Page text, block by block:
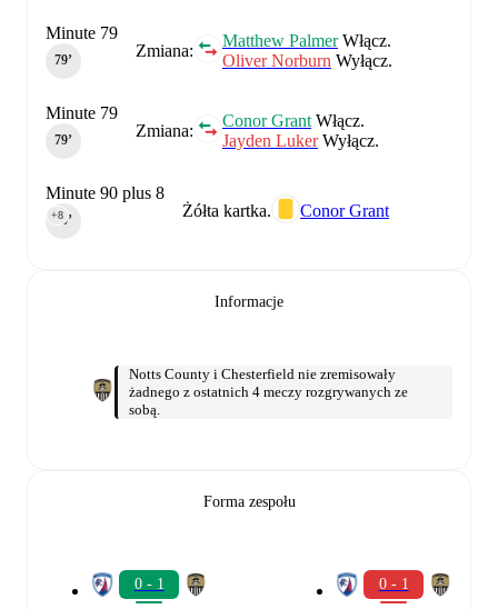
Zmiana:
Matthew PalmerWłącz.
Oliver Norburn Wyłącz.
Minute 79
79‎’‎
Zmiana:
Conor Grant Włącz.
Jayden LukerWyłącz.
Minute 79
79‎’‎
Żółta kartka. Conor Grant
Minute 90 plus 8
90‎’‎
+8
Informacje
Notts County i Chesterfield nie zremisowały
żadnego z ostatnich 4 meczy rozgrywanych ze
sobą.
Forma zespołu
0 - 1 0 - 1